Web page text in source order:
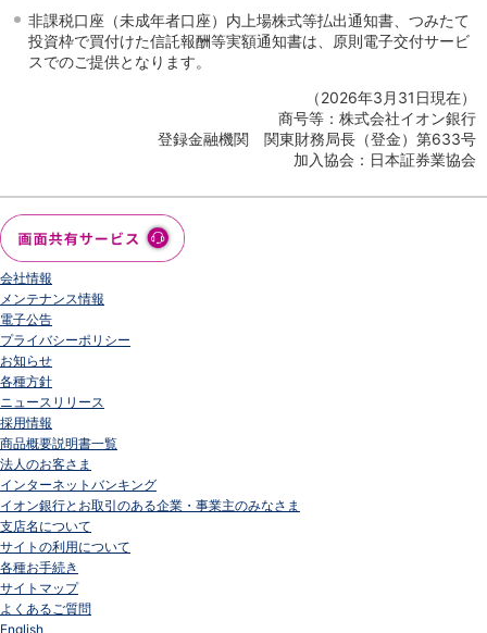
非課税口座（未成年者口座）内上場株式等払出通知書、つみたて
投資枠で買付けた信託報酬等実額通知書は、原則電子交付サービ
スでのご提供となります。
（2026年3月31日現在）
商号等：株式会社イオン銀行
登録金融機関 関東財務局長（登金）第633号
加入協会：日本証券業協会
会社情報
メンテナンス情報
電子公告
プライバシーポリシー
お知らせ
各種方針
ニュースリリース
採用情報
商品概要説明書一覧
法人のお客さま
インターネットバンキング
イオン銀行とお取引のある企業・事業主のみなさま
支店名について
サイトの利用について
各種お手続き
サイトマップ
よくあるご質問
English